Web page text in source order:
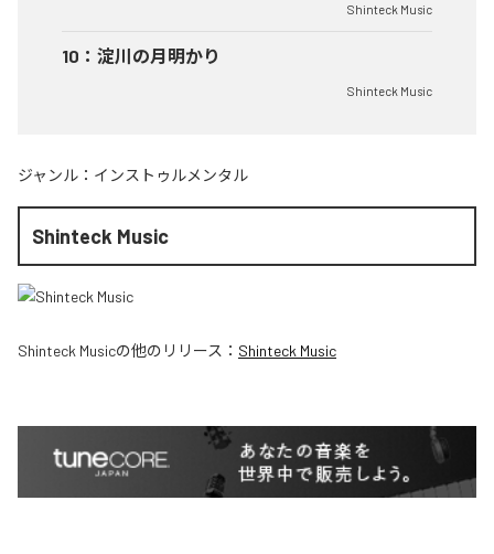
Shinteck Music
10 ： 淀川の月明かり
Shinteck Music
ジャンル： インストゥルメンタル
Shinteck Music
Shinteck Musicの他のリリース： Shinteck Music